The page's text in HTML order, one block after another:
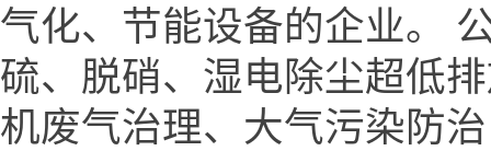
气化、节能设备的企业。
硫、脱硝、湿电除尘超低
机废气治理、大气污染防